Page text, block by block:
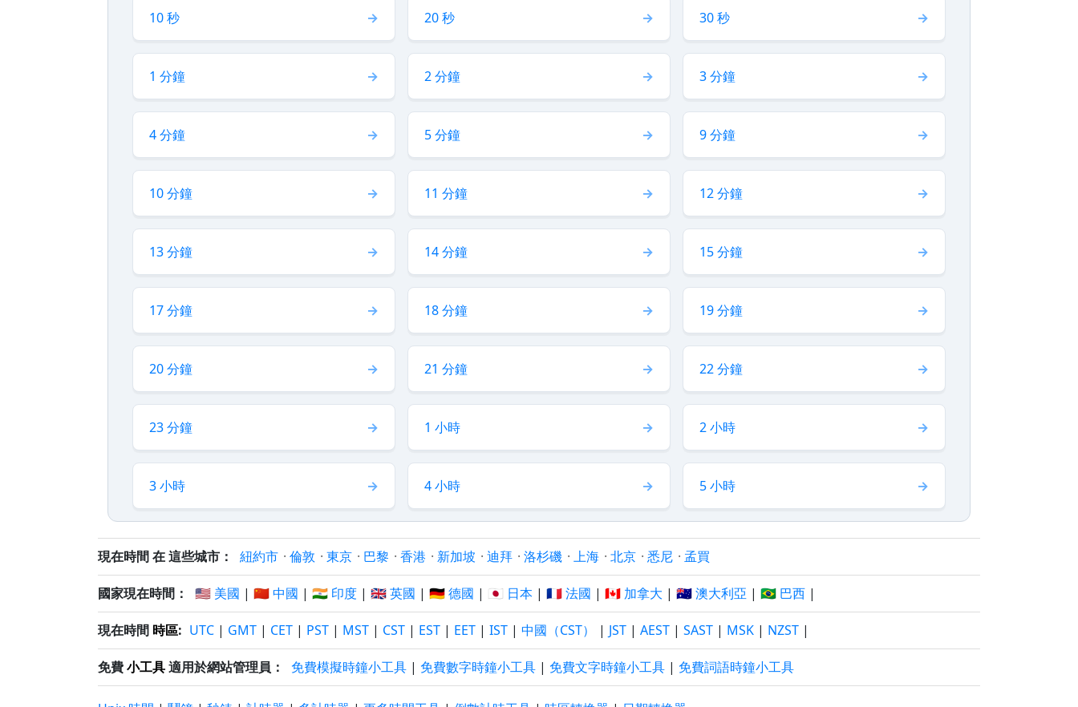
10 秒 20 秒 30 秒
1 分鐘 2 分鐘 3 分鐘
4 分鐘 5 分鐘 9 分鐘
10 分鐘 11 分鐘 12 分鐘
13 分鐘 14 分鐘 15 分鐘
17 分鐘 18 分鐘 19 分鐘
20 分鐘 21 分鐘 22 分鐘
23 分鐘 1 小時 2 小時
3 小時 4 小時 5 小時
現在時間 在 這些城市： 紐約市 · 倫敦 · 東京 · 巴黎 · 香港 · 新加坡 · 迪拜 · 洛杉磯 · 上海 · 北京 · 悉尼 · 孟買
國家現在時間： 🇺🇸 美國 | 🇨🇳 中國 | 🇮🇳 印度 | 🇬🇧 英國 | 🇩🇪 德國 | 🇯🇵 日本 | 🇫🇷 法國 | 🇨🇦 加拿大 | 🇦🇺 澳大利亞 | 🇧🇷 巴西 |
現在時間 時區: UTC | GMT | CET | PST | MST | CST | EST | EET | IST | 中國（CST） | JST | AEST | SAST | MSK | NZST |
免費小工具適用於網站管理員： 免費模擬時鐘小工具 | 免費數字時鐘小工具 | 免費文字時鐘小工具 | 免費詞語時鐘小工具